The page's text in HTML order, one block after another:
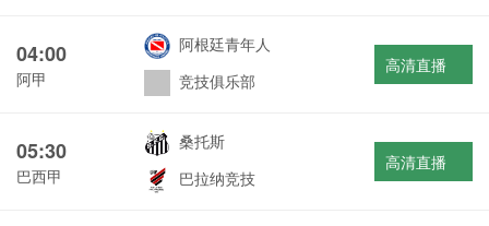
04:00
阿甲
阿根廷青年人
竞技俱乐部
高清直播
05:30
巴西甲
桑托斯
巴拉纳竞技
高清直播